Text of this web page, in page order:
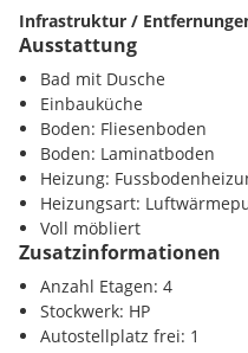
Das Apartment verfügt
genutzten Garten mit
Schaukel und
Geheizt wird das Haus mit
Fußbodenheizung, welche
Thermostat regelbar ist. Am
Bramac PV Anlage in den
Das Apartment ist mit W-
Infrastruktur /
Gesundheit
Arzt <500m
Apotheke <1000m
Krankenhaus <3500m
Kinder / Schulen
Schule <500m
Kindergarten <500m
Nahversorgung
Supermarkt <500m
Ausstattung
Bad mit Dusche
Einbauküche
Boden: Fliesenboden
Boden: Laminatboden
Heizung:
Heizungsart:
Voll möbliert
Zusatzinformationen
Anzahl Etagen: 4
Stockwerk: HP
Autostellplatz frei: 1